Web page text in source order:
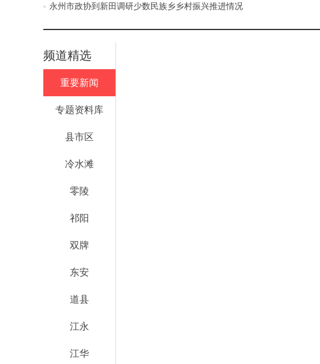
永州市政协到新田调研少数民族乡乡村振兴推进情况
频道精选
重要新闻
专题资料库
县市区
冷水滩
零陵
祁阳
双牌
东安
道县
江永
江华